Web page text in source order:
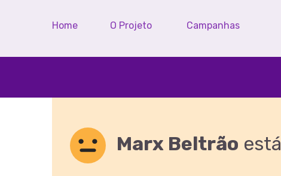
Home O Projeto Campanhas
Marx Beltrão está